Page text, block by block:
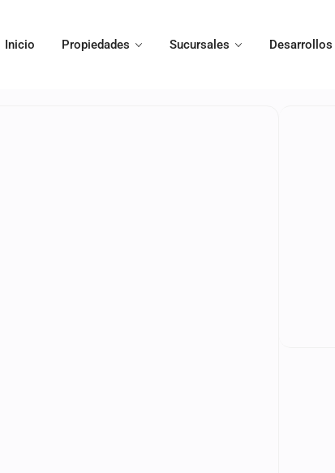
Inicio Propiedades Sucursales Desarrollos